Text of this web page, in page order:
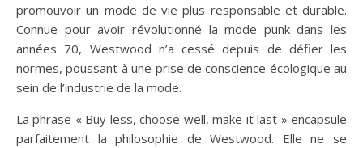
promouvoir un mode de vie plus responsable et durable.
Connue pour avoir révolutionné la mode punk dans les
années 70, Westwood n’a cessé depuis de défier les
normes, poussant à une prise de conscience écologique au
sein de l’industrie de la mode.
La phrase « Buy less, choose well, make it last » encapsule
parfaitement la philosophie de Westwood. Elle ne se